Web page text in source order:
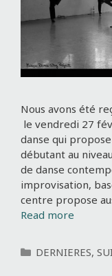
Nous avons été
le vendredi 27
danse qui
débutant au
de danse
improvisation,
centre propose
Read more
C
DERNIERES,